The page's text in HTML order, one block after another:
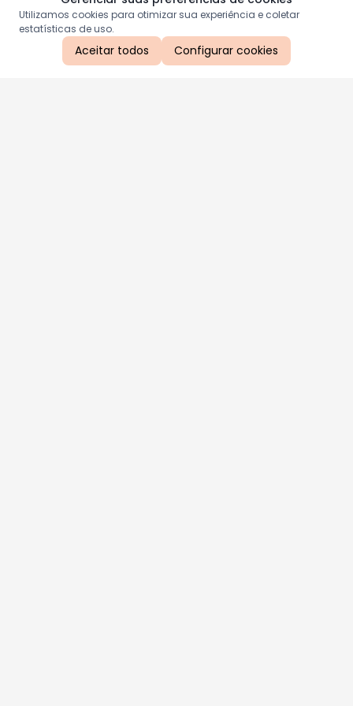
Utilizamos cookies para otimizar sua experiência e coletar
estatísticas de uso.
Aceitar todos Configurar cookies